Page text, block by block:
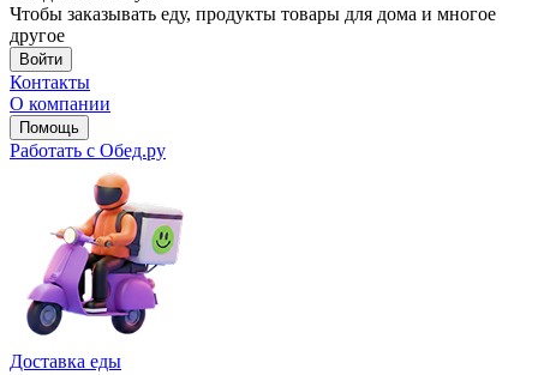
Чтобы заказывать еду, продукты товары для дома и многое
другое
Войти
Контакты
О компании
Помощь
Работать с Обед.ру
Доставка еды